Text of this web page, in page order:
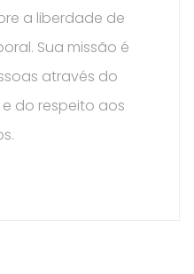
a liberdade de
Sua missão é
através do
do respeito aos